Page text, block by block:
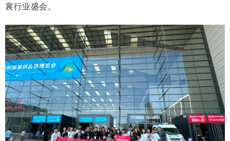
襄行业盛会。